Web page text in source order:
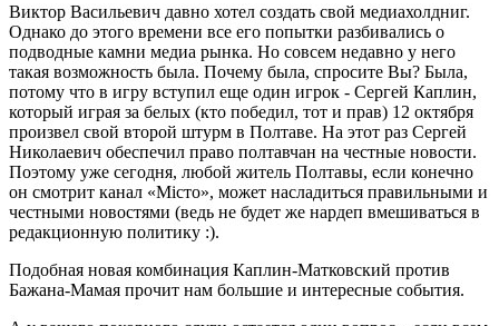
Виктор Васильевич давно хотел создать свой медиахолдниг.
Однако до этого времени все его попытки разбивались о
подводные камни медиа рынка. Но совсем недавно у него
такая возможность была. Почему была, спросите Вы? Была,
потому что в игру вступил еще один игрок - Сергей Каплин,
который играя за белых (кто победил, тот и прав) 12 октября
произвел свой второй штурм в Полтаве. На этот раз Сергей
Николаевич обеспечил право полтавчан на честные новости.
Поэтому уже сегодня, любой житель Полтавы, если конечно
он смотрит канал «Місто», может насладиться правильными и
честными новостями (ведь не будет же нардеп вмешиваться в
редакционную политику :).
Подобная новая комбинация Каплин-Матковский против
Бажана-Мамая прочит нам большие и интересные события.